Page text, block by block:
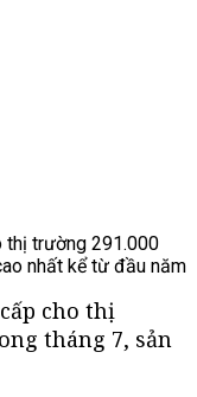
thị trường 291.000
nhất kể từ đầu năm
cho thị
tháng 7, sản